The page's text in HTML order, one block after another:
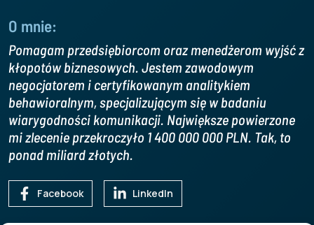
O mnie:
Pomagam przedsiębiorcom oraz menedżerom wyjść z
kłopotów biznesowych. Jestem zawodowym
negocjatorem i certyfikowanym analitykiem
behawioralnym, specjalizującym się w badaniu
wiarygodności komunikacji. Największe powierzone
mi zlecenie przekroczyło 1 400 000 000 PLN. Tak, to
ponad miliard złotych.
Facebook LinkedIn